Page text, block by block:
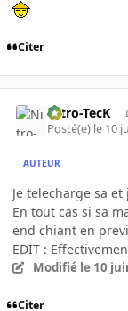
Citer
Nitro-TecK
Posté(e) le 10
AUTEUR
Je telecharge sa
En tout cas si sa
end chiant en
EDIT :
Modifié le 10
Citer